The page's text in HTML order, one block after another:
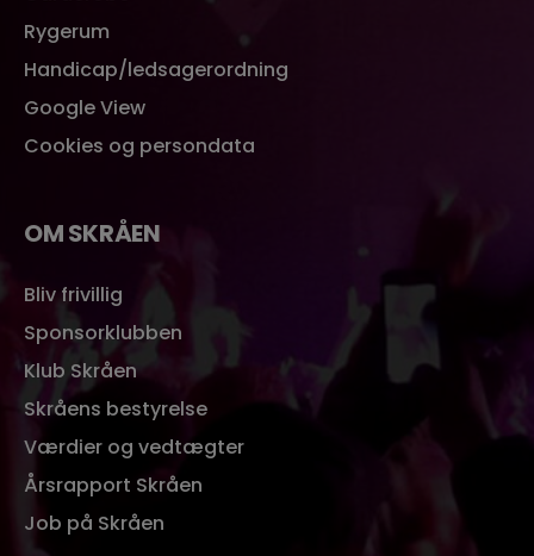
Rygerum
Handicap/ledsagerordning
Google View
Cookies og persondata
OM SKRÅEN
Bliv frivillig
Sponsorklubben
Klub Skråen
Skråens bestyrelse
Værdier og vedtægter
Årsrapport Skråen
Job på Skråen